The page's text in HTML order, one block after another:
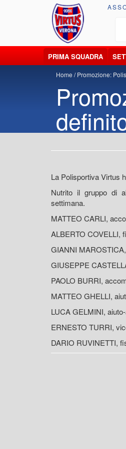
trasporto, smaltimento e recupero di
PRIMA SQUADRA
Home Promozione:
La Polisportiva Virtus
Nutrito il gruppo di
settimana.
MATTEO CARLI,
ALBERTO COVELLI,
GIANNI
GIUSEPPE
PAOLO BURRI,
MATTEO GHELLI,
LUCA GELMINI,
ERNESTO TURRI,
DARIO RUVINETTI,